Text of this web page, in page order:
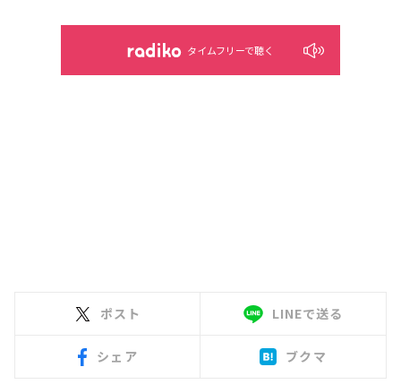
タイムフリーで聴く
ポスト LINEで送る
シェア ブクマ